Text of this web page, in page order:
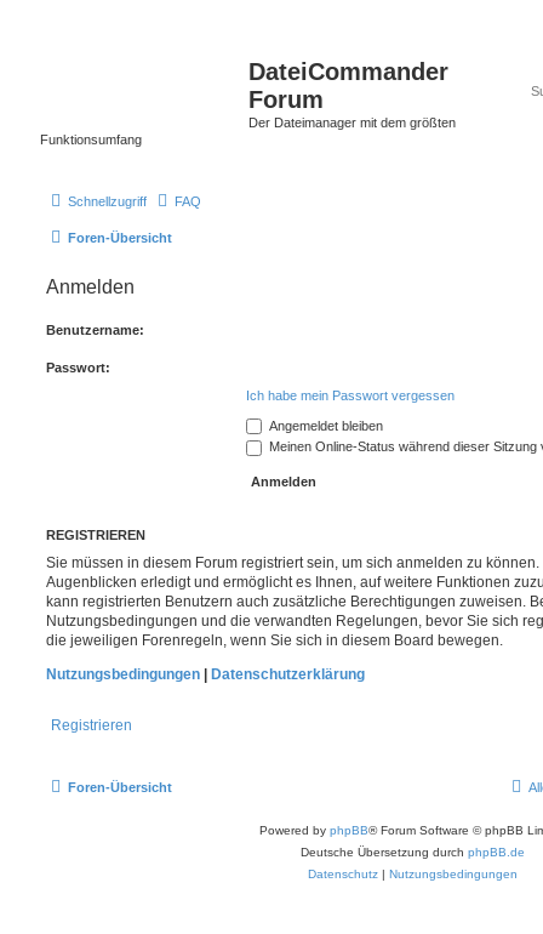
DateiCommander
Forum
Der Dateimanager mit dem größten
Funktionsumfang
Schnellzugriff FAQ
Foren-Übersicht
Anmelden
Benutzername:
Passwort:
Ich habe mein Passwort vergessen
Angemeldet bleiben
Meinen Online-Status während dieser Sitzung
REGISTRIEREN
Sie müssen in diesem Forum registriert sein, um sich anmelden zu
Augenblicken erledigt und ermöglicht es Ihnen, auf weitere Funktionen
kann registrierten Benutzern auch zusätzliche Berechtigungen zuweisen.
Nutzungsbedingungen und die verwandten Regelungen, bevor Sie sich
die jeweiligen Forenregeln, wenn Sie sich in diesem Board bewegen.
Nutzungsbedingungen
Datenschutzerklärung
Registrieren
Foren-Übersicht
Powered by phpBB® Forum Software © phpBB
Deutsche Übersetzung durch phpBB.de
Datenschutz | Nutzungsbedingungen